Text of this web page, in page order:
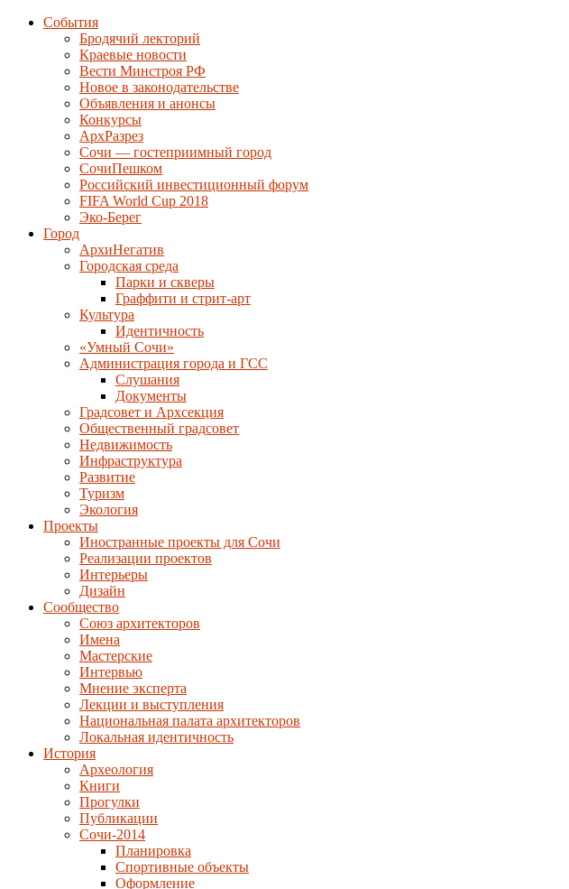
События
Бродячий лекторий
Краевые новости
Вести Минстроя РФ
Новое в законодательстве
Объявления и анонсы
Конкурсы
АрхРазрез
Сочи — гостеприимный город
СочиПешком
Российский инвестиционный форум
FIFA World Cup 2018
Эко-Берег
Город
АрхиНегатив
Городская среда
Парки и скверы
Граффити и стрит-арт
Культура
Идентичность
«Умный Сочи»
Администрация города и ГСС
Слушания
Документы
Градсовет и Архсекция
Общественный градсовет
Недвижимость
Инфраструктура
Развитие
Туризм
Экология
Проекты
Иностранные проекты для Сочи
Реализации проектов
Интерьеры
Дизайн
Сообщество
Союз архитекторов
Имена
Мастерские
Интервью
Мнение эксперта
Лекции и выступления
Национальная палата архитекторов
Локальная идентичность
История
Археология
Книги
Прогулки
Публикации
Сочи-2014
Планировка
Спортивные объекты
Оформление